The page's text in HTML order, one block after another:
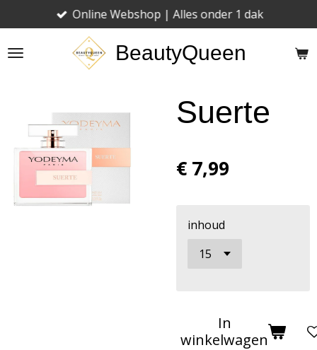
direct
naar
BeautyQueen
Online Webshop | Alles onder 1 dak
Suerte
€ 7,99
inhoud
In
winkelwagen